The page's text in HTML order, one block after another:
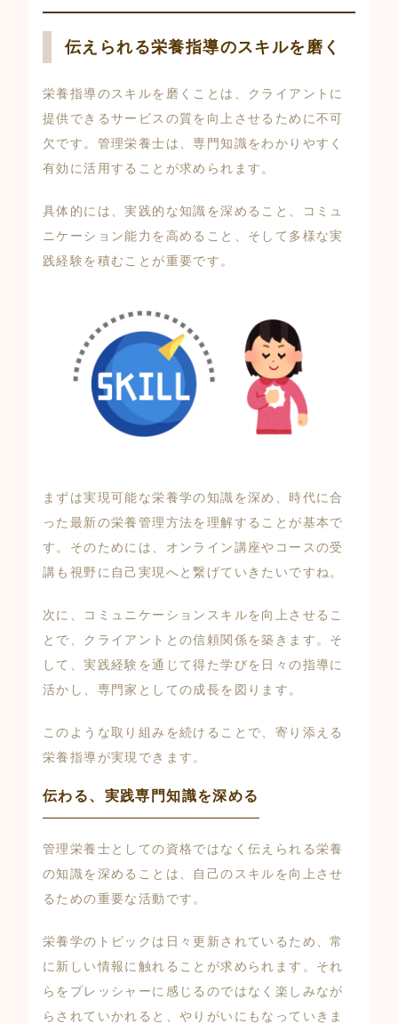
伝えられる栄養指導のスキルを磨く
栄養指導のスキルを磨くことは、クライアントに
提供できるサービスの質を向上させるために不可
欠です。管理栄養士は、専門知識をわかりやすく
有効に活用することが求められます。
具体的には、実践的な知識を深めること、コミュ
ニケーション能力を高めること、そして多様な実
践経験を積むことが重要です。
まずは実現可能な栄養学の知識を深め、時代に合
った最新の栄養管理方法を理解することが基本で
す。そのためには、オンライン講座やコースの受
講も視野に自己実現へと繋げていきたいですね。
次に、コミュニケーションスキルを向上させるこ
とで、クライアントとの信頼関係を築きます。そ
して、実践経験を通じて得た学びを日々の指導に
活かし、専門家としての成長を図ります。
このような取り組みを続けることで、寄り添える
栄養指導が実現できます。
伝わる、実践専門知識を深める
管理栄養士としての資格ではなく伝えられる栄養
の知識を深めることは、自己のスキルを向上させ
るための重要な活動です。
栄養学のトピックは日々更新されているため、常
に新しい情報に触れることが求められます。それ
らをプレッシャーに感じるのではなく楽しみなが
らされていかれると、やりがいにもなっていきま